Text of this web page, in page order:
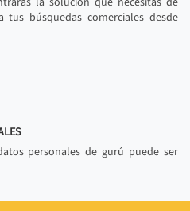
tus búsquedas comerciales desde
personales de gurú puede ser